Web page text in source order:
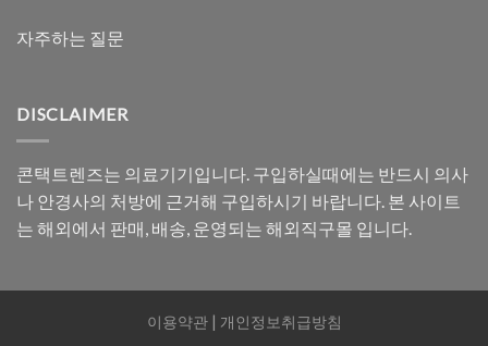
자주하는 질문
DISCLAIMER
콘택트렌즈는 의료기기입니다. 구입하실때에는 반드시 의사
나 안경사의 처방에 근거해 구입하시기 바랍니다. 본 사이트
는 해외에서 판매, 배송, 운영되는 해외직구몰 입니다.
이용약관| 개인정보취급방침